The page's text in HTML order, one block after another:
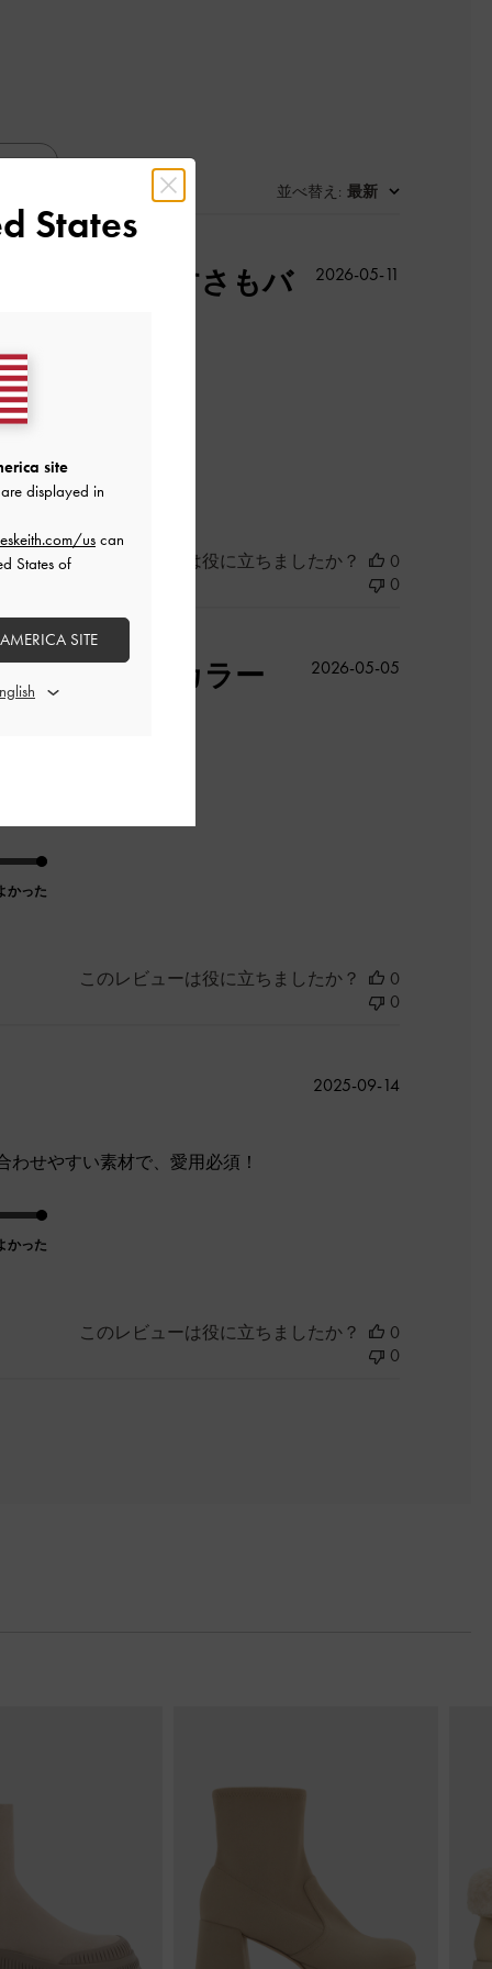
並べ替え : 最新
く、歩きやすさもバ
かった
2026-05-11
このレビューは役に立ちましたか？
0
0
といってもカラー
かった
公
2026-05-05
このレビューは役に立ちましたか？
0
0
せやすい素材で、愛用必須！
かった
公
2025-09-14
このレビューは役に立ちましたか？
0
0
States
site
displayed in
uscan
States of
SITE